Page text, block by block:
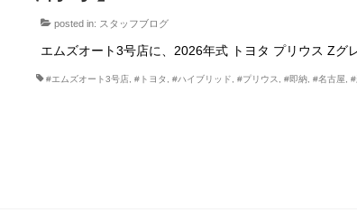
posted in: スタッフブログ
エムズオート3号店に、2026年式 トヨタ プリウス Z
#エムズオート3号店 ,#トヨタ ,#ハイブリッド ,#プリウス ,#即納 ,#名古屋 ,#